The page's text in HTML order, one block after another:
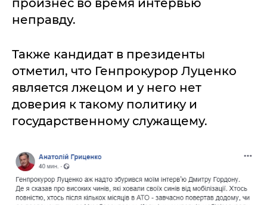
произнес во время интервью
неправду.
Также кандидат в президенты
отметил, что Генпрокурор Луценко
является лжецом и у него нет
доверия к такому политику и
государственному служащему.